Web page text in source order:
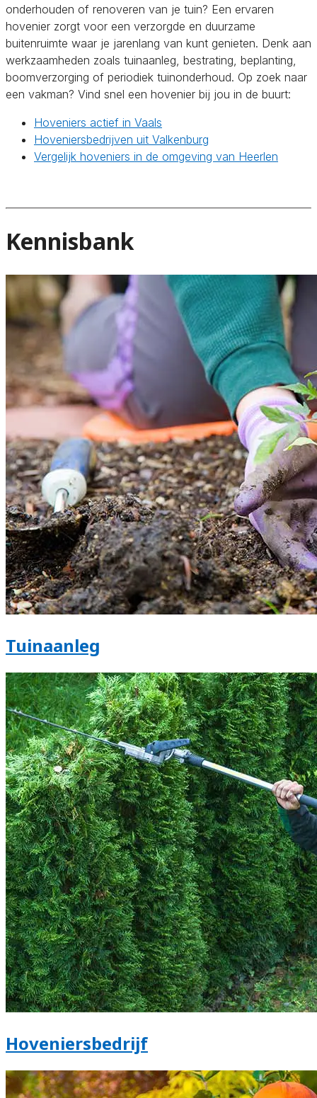
onderhouden of renoveren van je tuin? Een ervaren
hovenier zorgt voor een verzorgde en duurzame
buitenruimte waar je jarenlang van kunt genieten. Denk aan
werkzaamheden zoals tuinaanleg, bestrating, beplanting,
boomverzorging of periodiek tuinonderhoud. Op zoek naar
een vakman? Vind snel een hovenier bij jou in de buurt:
Hoveniers actief in Vaals
Hoveniersbedrijven uit Valkenburg
Vergelijk hoveniers in de omgeving van Heerlen
Kennisbank
Tuinaanleg
Hoveniersbedrijf